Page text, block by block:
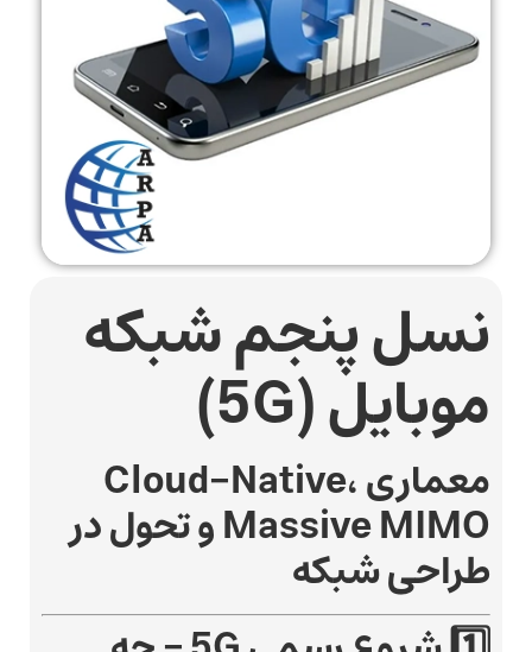
نسل پنجم شبکه
موبایل (5G)
معماری Cloud-Native،
Massive MIMO و تحول در
طراحی شبکه